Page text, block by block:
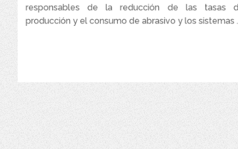
responsables de la reducción de las tasas
producción y el consumo de abrasivo y los sistemas